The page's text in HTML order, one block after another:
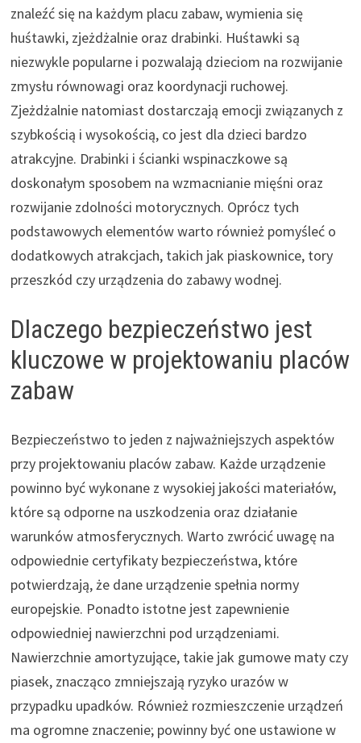
znaleźć się na każdym placu zabaw, wymienia się
huśtawki, zjeżdżalnie oraz drabinki. Huśtawki są
niezwykle popularne i pozwalają dzieciom na rozwijanie
zmysłu równowagi oraz koordynacji ruchowej.
Zjeżdżalnie natomiast dostarczają emocji związanych z
szybkością i wysokością, co jest dla dzieci bardzo
atrakcyjne. Drabinki i ścianki wspinaczkowe są
doskonałym sposobem na wzmacnianie mięśni oraz
rozwijanie zdolności motorycznych. Oprócz tych
podstawowych elementów warto również pomyśleć o
dodatkowych atrakcjach, takich jak piaskownice, tory
przeszkód czy urządzenia do zabawy wodnej.
Dlaczego bezpieczeństwo jest
kluczowe w projektowaniu placów
zabaw
Bezpieczeństwo to jeden z najważniejszych aspektów
przy projektowaniu placów zabaw. Każde urządzenie
powinno być wykonane z wysokiej jakości materiałów,
które są odporne na uszkodzenia oraz działanie
warunków atmosferycznych. Warto zwrócić uwagę na
odpowiednie certyfikaty bezpieczeństwa, które
potwierdzają, że dane urządzenie spełnia normy
europejskie. Ponadto istotne jest zapewnienie
odpowiedniej nawierzchni pod urządzeniami.
Nawierzchnie amortyzujące, takie jak gumowe maty czy
piasek, znacząco zmniejszają ryzyko urazów w
przypadku upadków. Również rozmieszczenie urządzeń
ma ogromne znaczenie; powinny być one ustawione w